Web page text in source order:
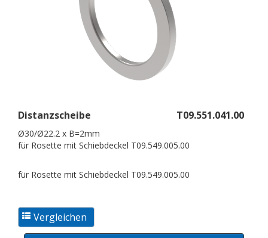
Distanzscheibe T09.551.041.00
Ø30/Ø22.2 x B=2mm
für Rosette mit Schiebdeckel T09.549.005.00
für Rosette mit Schiebdeckel T09.549.005.00